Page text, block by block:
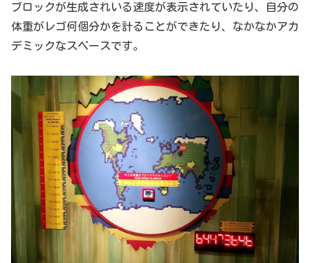
ブロックが生成されいる速度が表示されていたり、自分の
体重がレゴ何個分かを計ることができたり、なかなかアカ
デミックなスペースです。